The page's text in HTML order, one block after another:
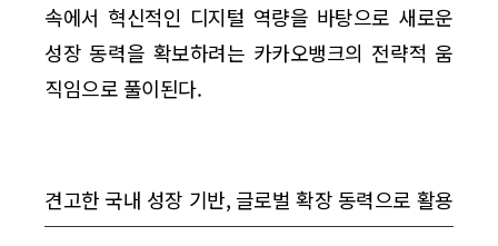
속에서 혁신적인 디지털 역량을 바탕으로 새로운
성장 동력을 확보하려는 카카오뱅크의 전략적 움
직임으로 풀이된다.
견고한 국내 성장 기반, 글로벌 확장 동력으로 활용